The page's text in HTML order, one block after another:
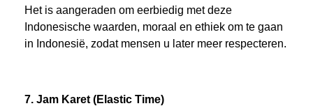
Het is aangeraden om eerbiedig met deze
Indonesische waarden, moraal en ethiek om te gaan
in Indonesië, zodat mensen u later meer respecteren.
7. Jam Karet (Elastic Time)